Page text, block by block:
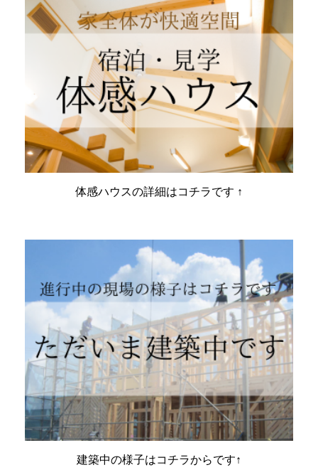
体感ハウスの詳細はコチラです ↑
建築中の様子はコチラからです↑